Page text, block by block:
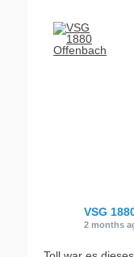
VSG
2 months